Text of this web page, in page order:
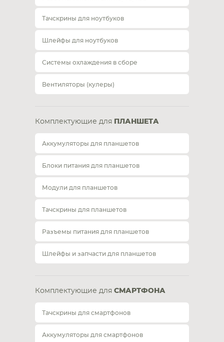
Тачскрины для ноутбуков
Шлейфы для ноутбуков
Системы охлаждения в сборе
Вентиляторы (кулеры)
Комплектующие для ПЛАНШЕТА
Аккумуляторы для планшетов
Блоки питания для планшетов
Модули для планшетов
Тачскрины для планшетов
Разъемы питания для планшетов
Шлейфы и запчасти для планшетов
Комплектующие для СМАРТФОНА
Тачскрины для смартфонов
Аккумуляторы для смартфонов